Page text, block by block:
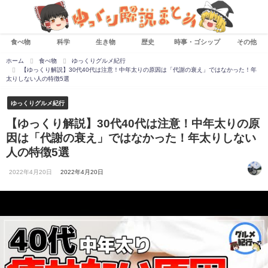
食べ物 科学 生き物 歴史 時事・ゴシップ その他
ホーム 食べ物
ゆっくりグルメ紀行
【ゆっくり解説】30代40代は注意！中年太りの原因は「代謝の衰え」ではなかった！年
太りしない人の特徴5選
ゆっくりグルメ紀行
【ゆっくり解説】30代40代は注意！中年太りの原
因は「代謝の衰え」ではなかった！年太りしない
人の特徴5選
2022年4月20日 2022年4月20日